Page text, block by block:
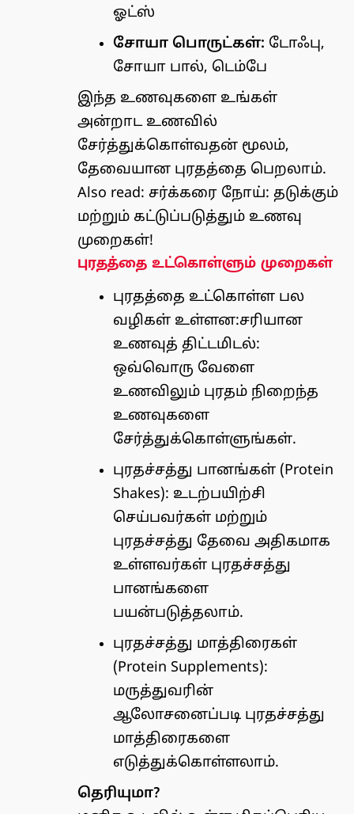
ஓட்ஸ்
சோயா பொருட்கள்: டோஃபு,
சோயா பால், டெம்பே
இந்த உணவுகளை உங்கள்
அன்றாட உணவில்
சேர்த்துக்கொள்வதன் மூலம்,
தேவையான புரதத்தை பெறலாம்.
Also read: சர்க்கரை நோய்: தடுக்கும்
மற்றும் கட்டுப்படுத்தும் உணவு
முறைகள்!
புரதத்தை உட்கொள்ளும் முறைகள்
புரதத்தை உட்கொள்ள பல
வழிகள் உள்ளன:சரியான
உணவுத் திட்டமிடல்:
ஒவ்வொரு வேளை
உணவிலும் புரதம் நிறைந்த
உணவுகளை
சேர்த்துக்கொள்ளுங்கள்.
புரதச்சத்து பானங்கள் (Protein
Shakes): உடற்பயிற்சி
செய்பவர்கள் மற்றும்
புரதச்சத்து தேவை அதிகமாக
உள்ளவர்கள் புரதச்சத்து
பானங்களை
பயன்படுத்தலாம்.
புரதச்சத்து மாத்திரைகள்
(Protein Supplements):
மருத்துவரின்
ஆலோசனைப்படி புரதச்சத்து
மாத்திரைகளை
எடுத்துக்கொள்ளலாம்.
தெரியுமா?